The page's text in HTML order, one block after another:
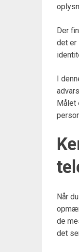
Der
det er
I
Målet
Når
de
det